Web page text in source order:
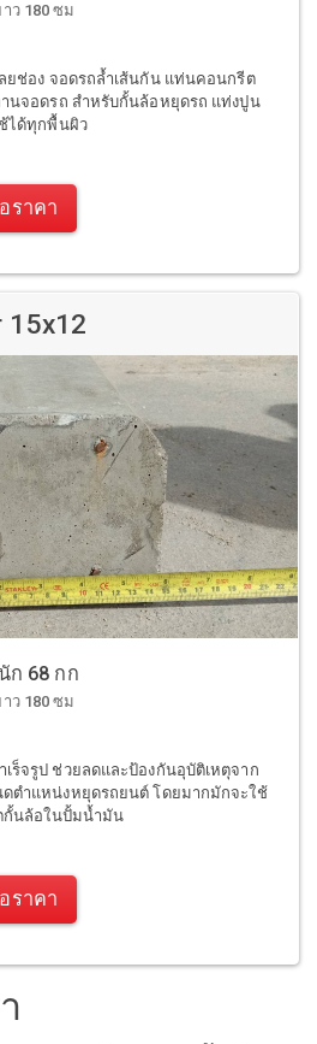
ว 180 ซม
ยช่อง จอดรถล้ำเส้นกัน แท่นคอนกรีต
นจอดรถ สำหรับกั้นล้อหยุดรถ แท่งปูน
ได้ทุกพื้นผิว
ราคา
15x12
ก 68 กก
ว 180 ซม
ร็จรูป ช่วยลดและป้องกันอุบัติเหตุจาก
ดตำแหน่งหยุดรถยนต์ โดยมากมักจะใช้
กั้นล้อในปั้มน้ำมัน
ราคา